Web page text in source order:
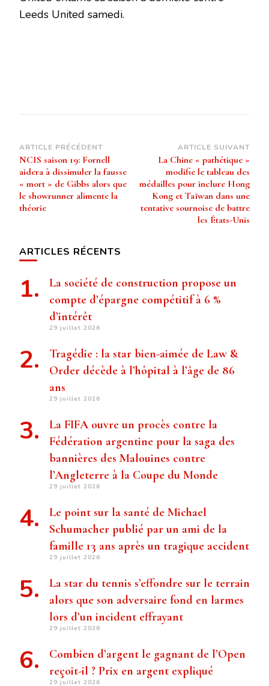
Leeds United samedi.
Navigation
d’article
ARTICLE PRÉCÉDENT
NCIS saison 19: Fornell
aidera à dissimuler la fausse
« mort » de Gibbs alors que
le showrunner alimente la
théorie
ARTICLE SUIVANT
La Chine « pathétique »
modifie le tableau des
médailles pour inclure Hong
Kong et Taïwan dans une
tentative sournoise de battre
les États-Unis
ARTICLES RÉCENTS
La société de construction propose un
compte d’épargne compétitif à 6 %
d’intérêt
29 juillet 2026
Tragédie : la star bien-aimée de Law &
Order décède à l’hôpital à l’âge de 86
ans
29 juillet 2026
La FIFA ouvre un procès contre la
Fédération argentine pour la saga des
bannières des Malouines contre
l’Angleterre à la Coupe du Monde
29 juillet 2026
Le point sur la santé de Michael
Schumacher publié par un ami de la
famille 13 ans après un tragique accident
29 juillet 2026
La star du tennis s’effondre sur le terrain
alors que son adversaire fond en larmes
lors d’un incident effrayant
29 juillet 2026
Combien d’argent le gagnant de l’Open
reçoit-il ? Prix ​​en argent expliqué
29 juillet 2026